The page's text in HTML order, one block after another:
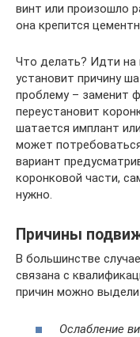
винт или произошло
она крепится
Что делать? Идти на
установит причину
проблему – заменит
переустановит
шатается имплант
может
вариант
коронковой части,
нужно.
Причины
В большинстве
связана с
причин можно
Ослабление